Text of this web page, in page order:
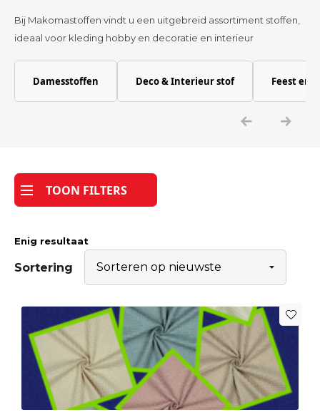
Katoen
Tijdpakker stof
Bij Makomastoffen vindt u een uitgebreid assortiment stoffen,
ideaal voor kleding hobby en decoratie en interieur
Damesstoffen Deco & Interieur stof Feest en
TOON FILTERS
Enig resultaat
Sortering
product
heeft
meerdere
variaties.